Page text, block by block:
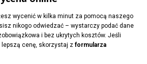
wycenić w kilka minut za pomocą naszego
nikogo odwiedzać – wystarczy podać dane
i bez ukrytych kosztów. Jeśli
cenę, skorzystaj z formularza